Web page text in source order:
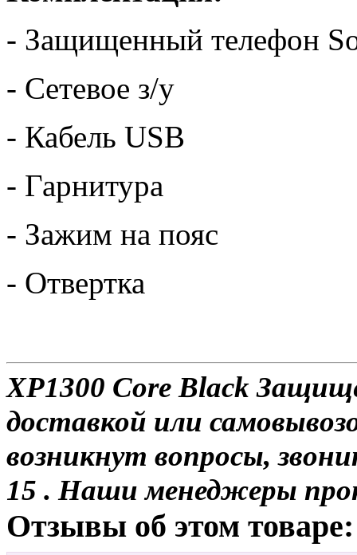
- Защищенный телефон
- Сетевое з/у
- Кабель USB
- Гарнитура
- Зажим на пояс
- Отвертка
XP1300 Core Black
доставкой или
возникнут вопросы,
15 . Наши менеджеры
Отзывы об этом товаре: